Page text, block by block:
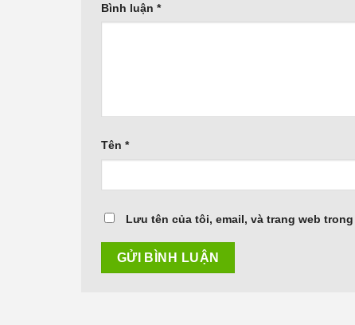
Bình luận *
Tên *
Lưu tên của tôi, email, và trang web